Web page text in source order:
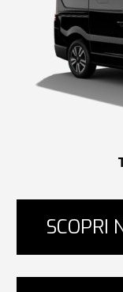
SCOPRI